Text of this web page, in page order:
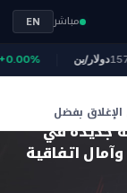
مباشر EN
دولار/ين
بفضل
- رويترز
جديدة في
اتفاقية